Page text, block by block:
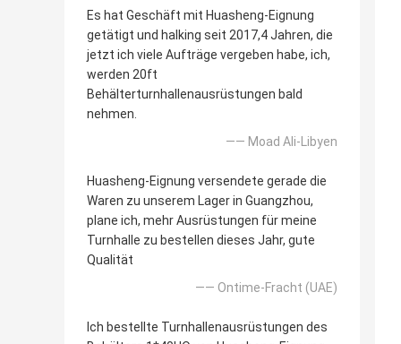
Es hat Geschäft mit Huasheng-Eignung
getätigt und halking seit 2017,4 Jahren, die
jetzt ich viele Aufträge vergeben habe, ich,
werden 20ft
Behälterturnhallenausrüstungen bald
nehmen.
—— Moad Ali-Libyen
Huasheng-Eignung versendete gerade die
Waren zu unserem Lager in Guangzhou,
plane ich, mehr Ausrüstungen für meine
Turnhalle zu bestellen dieses Jahr, gute
Qualität
—— Ontime-Fracht (UAE)
Ich bestellte Turnhallenausrüstungen des